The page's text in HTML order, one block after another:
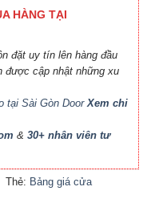
HÀNG TẠI
đặt uy tín lên hàng đầu
được cập nhật những xu
tại Sài Gòn DoorXem chi
& 30+ nhân viên tư
Thẻ: Bảng giá cửa